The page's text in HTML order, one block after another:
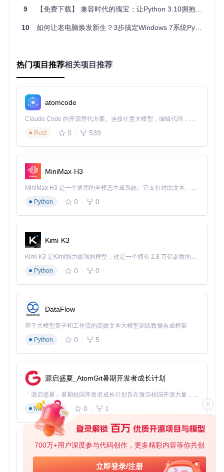
700万+用户深度参与代码创作，更多精彩内容等你共创
立即登录/注册
技术尝
鲜
高（约180M
B）
包含自由线程等前沿
完成环境检查和版本决策后，我们需要获取正确的安装文件。
PythonVista项目提供多种安装包类型，选择合适的文件是确
保安装成功的关键一步。
数用户
嵌入式压缩包
场景
NuGet包 （.nupkg）：用于开发者集成到项目中
如"python-3.10.0-full.exe"，它包含了所有必要组件，无需额
外配置。
访问项目仓库获取所需版本安装包
下载名称包含"full.exe"的文件
📌 要点提示：下载过程中建议暂时关闭防火墙和杀毒软件，部
分安全软件可能会误报Python安装程序。安装完成后记得重新
开启保护。
需三个简单步骤，即使是电脑新手也能轻松完成。
启动安装程序
找到下载的安装文件，双击运行。Windows 7系统可能会弹
出"用户账户控制"提示，点击"是"继续。启动后会看到Python
安装向导界面，这是整个安装过程的控制中心。
关键选项配置
在安装界面中，需要特别注意以下设置：
9 【免费下载】 兼容时代的瑰宝：让Python 3.10拥抱Windows 7
10 如何让老电脑焕发新生？3步搞定Windows 7系统Python升级
热门项目推荐相关项目推荐
atomcode
Claude Code 的开源替代方案。连接任意大模型，编辑代码，运行命令，自动验证 — 全自动执行。用 Rust 构建，极致性能。 ｜ An open-source alternative to Claude Code. Connect any LLM, edit code, run commands, and verify changes — autonomously. Built in Rust for speed. Get Started
Rust
0 539
MiniMax-H3
MiniMax H3 是一个通用的全模态生成系统。它支持对由文本、图像、视频和音频组成的多模态上下文进行统一理解，并能生成分辨率高达 2K、时长可达 15 秒的带原生立体声音频的视频。得益于面向任务泛化的系统设计，H3 在预训练阶段就已具备广泛的多模态上下文理解与生成能力，能够出色地执行复杂的多模态指令。
Python
0 0
Kimi-K3
Kimi K3 是Kimi能力最强的模型：这是一个拥有 2.8 万亿参数的混合专家（MoE）模型，具备原生视觉理解能力，并支持 100 万 token 的上下文窗口。
Python
0 0
DataFlow
基于大模型算子和工作流的高效文本大模型训练数据合成框架
Python
0 5
源启盛夏_AtomGit暑期开发者成长计划
「源启盛夏」暑期校园开发者成长计划旨在激活校园开源力量，通过积分激励、认证扶持、资源倾斜等形式，引导高校组织和开发者完成「入驻 — 建项目 — 做贡献 — 获认证 — 得资源」的完整闭环。无论你是想带领社团入驻平台的组织者，还是希望用代码贡献证明自己的开发者，都能在这里找到属于你的成长路径。
Markdown
0 1
py-xiaozhi
基于Python的Xiaozhi AI，适用于想要完整Xiaozhi体验而无需拥有专用硬件的用户。